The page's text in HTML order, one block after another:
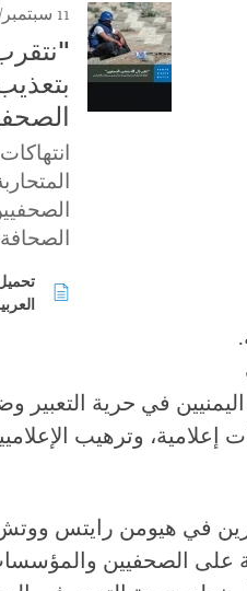
11 سبتمبر/أيلول 2025
في حرية التعبير
وترهيب
في هيومن رايتس
على الصحفيين